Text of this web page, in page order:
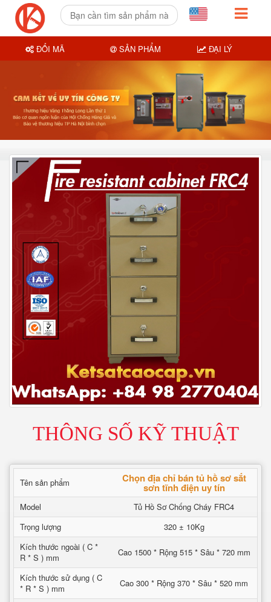
THÔNG SỐ KỸ THUẬT
Tên sản phẩm Chọn địa chỉ bán tủ hồ sơ sắt
sơn tĩnh điện uy tín
Model
Tủ Hồ Sơ Chống Cháy FRC4
Trọng lượng
320 ± 10Kg
Kích thước ngoài ( C *
R * S ) mm
Cao 1500 * Rộng 515 * Sâu * 720 mm
Kích thước sử dụng ( C
* R * S ) mm
Cao 300 * Rộng 370 * Sâu * 520 mm
ĐỔI MÃ SẢN PHẨM ĐẠI LÝ